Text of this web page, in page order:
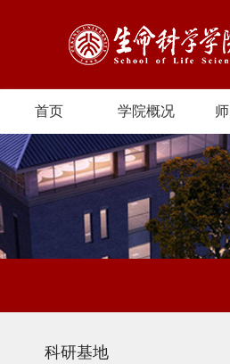
首页 学院概况
科研基地